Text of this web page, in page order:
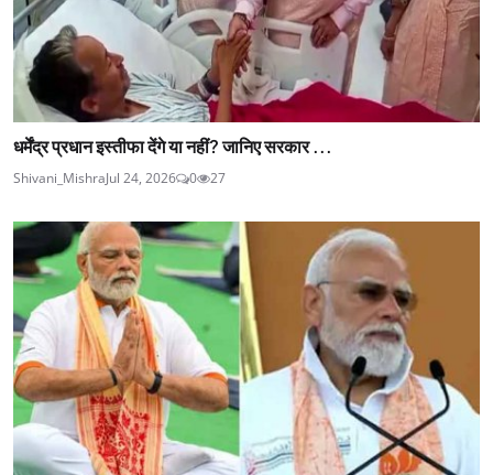
धर्मेंद्र प्रधान इस्तीफा देंगे या नहीं? जानिए सरकार ...
Shivani_MishraJul 24, 2026 0 27